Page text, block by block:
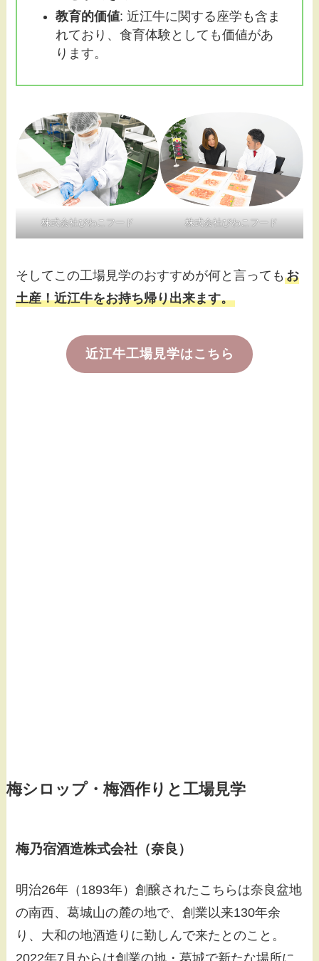
教育的価値: 近江牛に関する座学も含ま
れており、食育体験としても価値があ
ります。
株式会社びわこフード 株式会社びわこフード
そしてこの工場見学のおすすめが何と言ってもお
土産！近江牛をお持ち帰り出来ます。
近江牛工場見学はこちら
梅シロップ・梅酒作りと工場見学
梅乃宿酒造株式会社（奈良）
明治26年（1893年）創醸されたこちらは奈良盆地
の南西、葛城山の麓の地で、創業以来130年余
り、大和の地酒造りに勤しんで来たとのこと。